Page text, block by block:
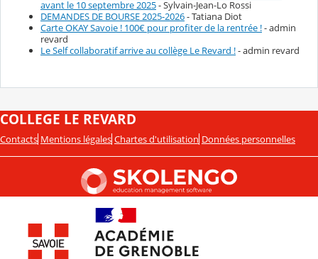
avant le 10 septembre 2025- Sylvain-Jean-Lo Rossi
DEMANDES DE BOURSE 2025-2026- Tatiana Diot
Carte OKAY Savoie ! 100€ pour profiter de la rentrée !- admin
revard
Le Self collaboratif arrive au collège Le Revard !- admin revard
COLLEGE LE REVARD
Contacts Mentions légales Chartes d'utilisation Données personnelles